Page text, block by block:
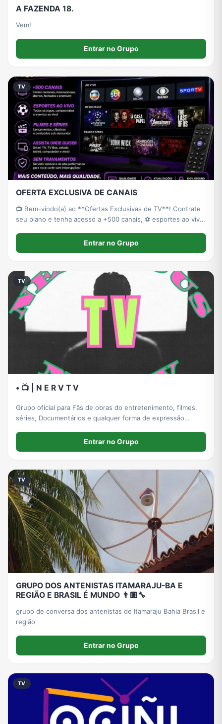
A FAZENDA 18.
Vem!
Entrar no Grupo
TV
OFERTA EXCLUSIVA DE CANAIS
📺 Bem-vindo(a) ao **Ofertas Exclusivas de TV**! Contrate
seu plano e tenha acesso a +500 canais, ⚽ esportes ao vivo,
rápido e suporte dedicado. Venha aproveitar!
Entrar no Grupo
TV
• 📺 | N E R V T V
Grupo oficial para Fãs de obras do entretenimento, filmes,
séries, Documentários e qualquer forma de expressão
diretores, produções, sagas,e mais!
Entrar no Grupo
TV
GRUPO DOS ANTENISTAS ITAMARAJU-BA E
REGIÃO E BRASIL É MUNDO 👨🏼‍🔧
grupo de conversa dos antenistas de Itamaraju Bahia Brasil e
região
Entrar no Grupo
TV